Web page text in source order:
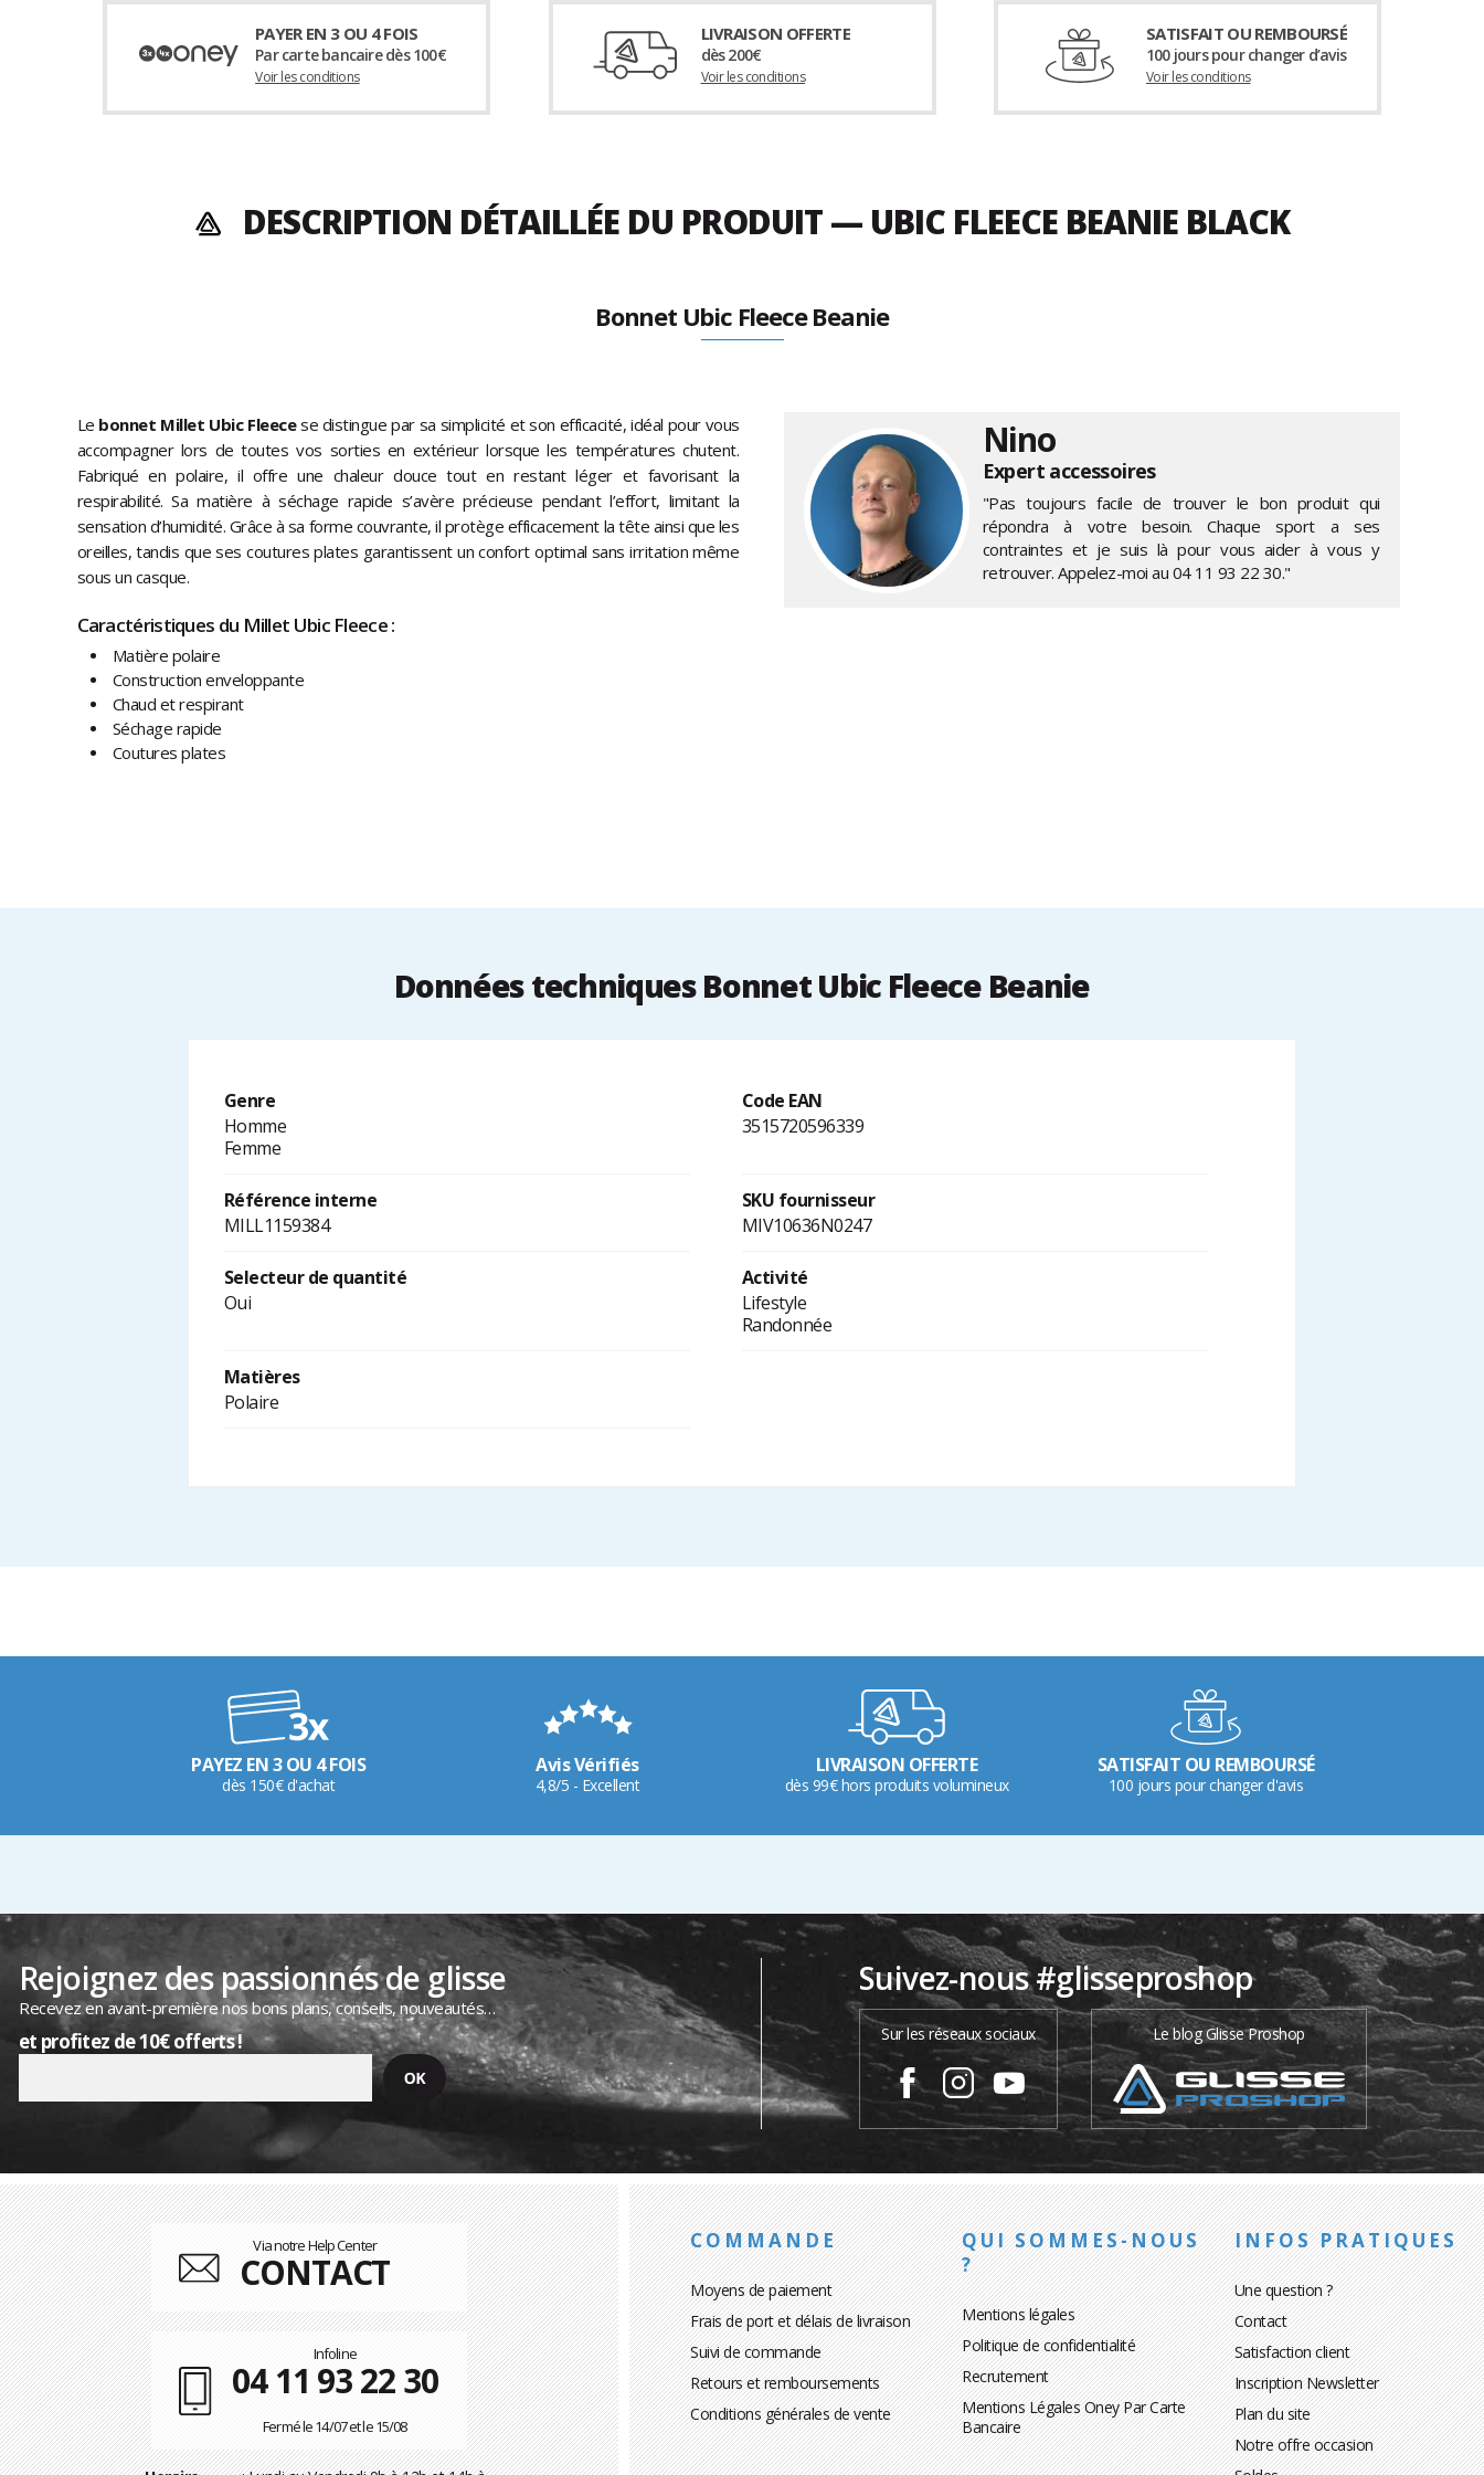
PAYER EN 3 OU 4 FOIS
Par carte bancaire dès 100€
Voir les conditions
LIVRAISON OFFERTE
dès 200€
Voir les conditions
SATISFAIT OU REMBOURSÉ
100 jours pour changer d’avis
Voir les conditions
DESCRIPTION DÉTAILLÉE DU PRODUIT — UBIC FLEECE BEANIE BLACK
Bonnet Ubic Fleece Beanie
Le bonnet Millet Ubic Fleecese distingue par sa simplicité et son efficacité, idéal pour vous
accompagner lors de toutes vos sorties en extérieur lorsque les températures chutent.
Fabriqué en polaire, il offre une chaleur douce tout en restant léger et favorisant la
respirabilité. Sa matière à séchage rapide s’avère précieuse pendant l’effort, limitant la
sensation d’humidité. Grâce à sa forme couvrante, il protège efficacement la tête ainsi que les
oreilles, tandis que ses coutures plates garantissent un confort optimal sans irritation même
sous un casque.
Caractéristiques du Millet Ubic Fleece :
Matière polaire
Construction enveloppante
Chaud et respirant
Séchage rapide
Coutures plates
Nino
Expert accessoires
"Pas toujours facile de trouver le bon produit qui
répondra à votre besoin. Chaque sport a ses
contraintes et je suis là pour vous aider à vous y
retrouver. Appelez-moi au 04 11 93 22 30."
Données techniques Bonnet Ubic Fleece Beanie
Genre
Homme
Femme
Code EAN
3515720596339
Référence interne
MILL1159384
SKU fournisseur
MIV10636N0247
Selecteur de quantité
Oui
Activité
Lifestyle
Randonnée
Matières
Polaire
PAYEZ EN 3 OU 4 FOIS
dès 150€ d'achat
Avis Vérifiés
4,8/5 - Excellent
LIVRAISON OFFERTE
dès 99€ hors produits volumineux
SATISFAIT OU REMBOURSÉ
100 jours pour changer d'avis
Rejoignez des passionnés de glisse
Recevez en avant-première nos bons plans, conseils, nouveautés…
et profitez de 10€ offerts !
Suivez-nous #glisseproshop
Sur les réseaux sociaux Le blog Glisse Proshop
Via notre Help Center
CONTACT
Infoline
04 11 93 22 30
Fermé le 14/07 et le 15/08
COMMANDE
Moyens de paiement
Frais de port et délais de livraison
Suivi de commande
Retours et remboursements
Conditions générales de vente
QUI SOMMES-NOUS
?
Mentions légales
Politique de confidentialité
Recrutement
Mentions Légales Oney Par Carte
Bancaire
INFOS PRATIQUES
Une question ?
Contact
Satisfaction client
Inscription Newsletter
Plan du site
Notre offre occasion